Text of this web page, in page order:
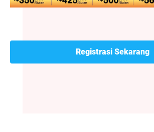
Registrasi Sekarang